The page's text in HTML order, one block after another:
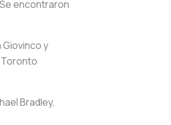
encontraron
y
Toronto
Bradley,